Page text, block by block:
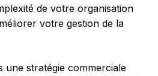
de votre organisation
votre gestion de la
une stratégie commerciale